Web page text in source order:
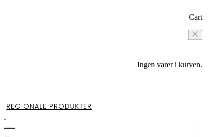
Cart
Ingen varer i kurven.
REGIONALE PRODUKTER